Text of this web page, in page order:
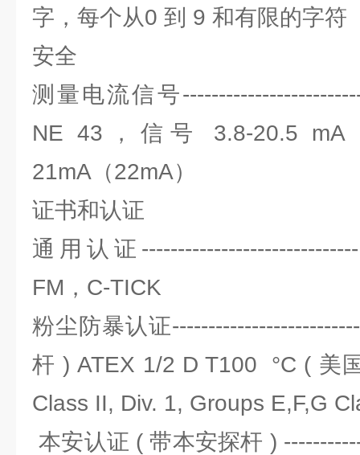
字，每个从0 到 9 和有限的字符
安全
测量电流信号
NE 43，信号 3.8-20.5
21mA（22mA）
证书和认证
通用认证
FM，C-TICK
粉尘防暴认证
杆 ) ATEX 1/2 D T100 °C ( 美
Class II, Div. 1, Groups E,F,G
本安认证 ( 带本安探杆 )